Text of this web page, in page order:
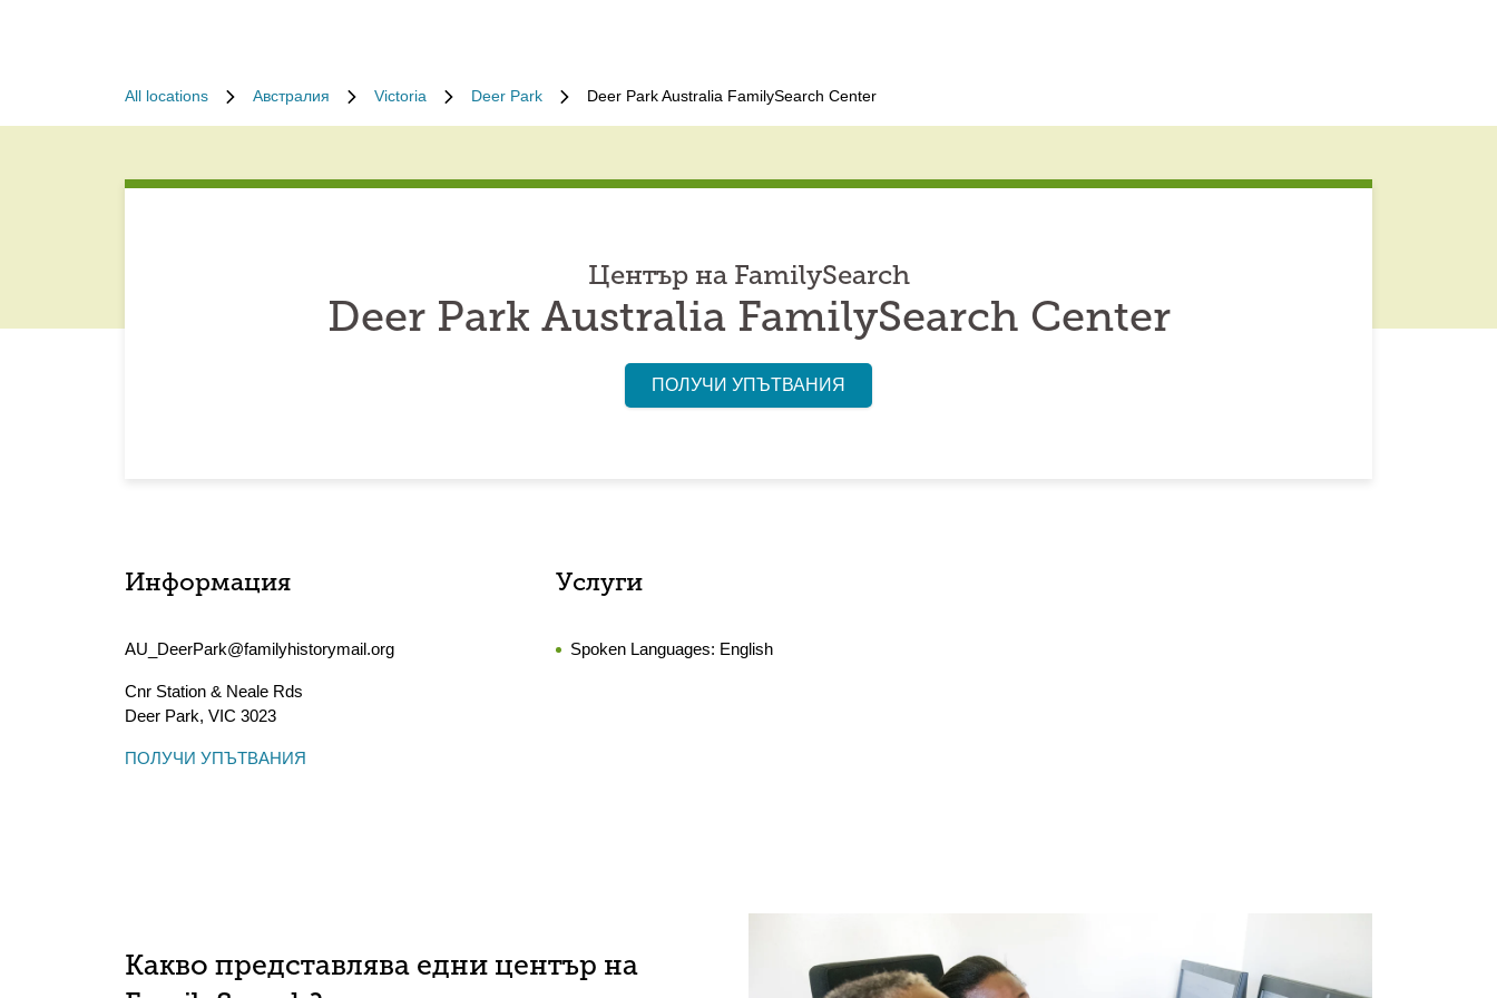
All locations Австралия Victoria Deer Park Deer Park Australia FamilySearch Center
Център на FamilySearch
Deer Park Australia FamilySearch Center
ПОЛУЧИ УПЪТВАНИЯ
Информация
AU_DeerPark@familyhistorymail.org
Cnr Station & Neale Rds
Deer Park, VIC 3023
ПОЛУЧИ УПЪТВАНИЯ
Услуги
Spoken Languages: English
Какво представлява едни център на